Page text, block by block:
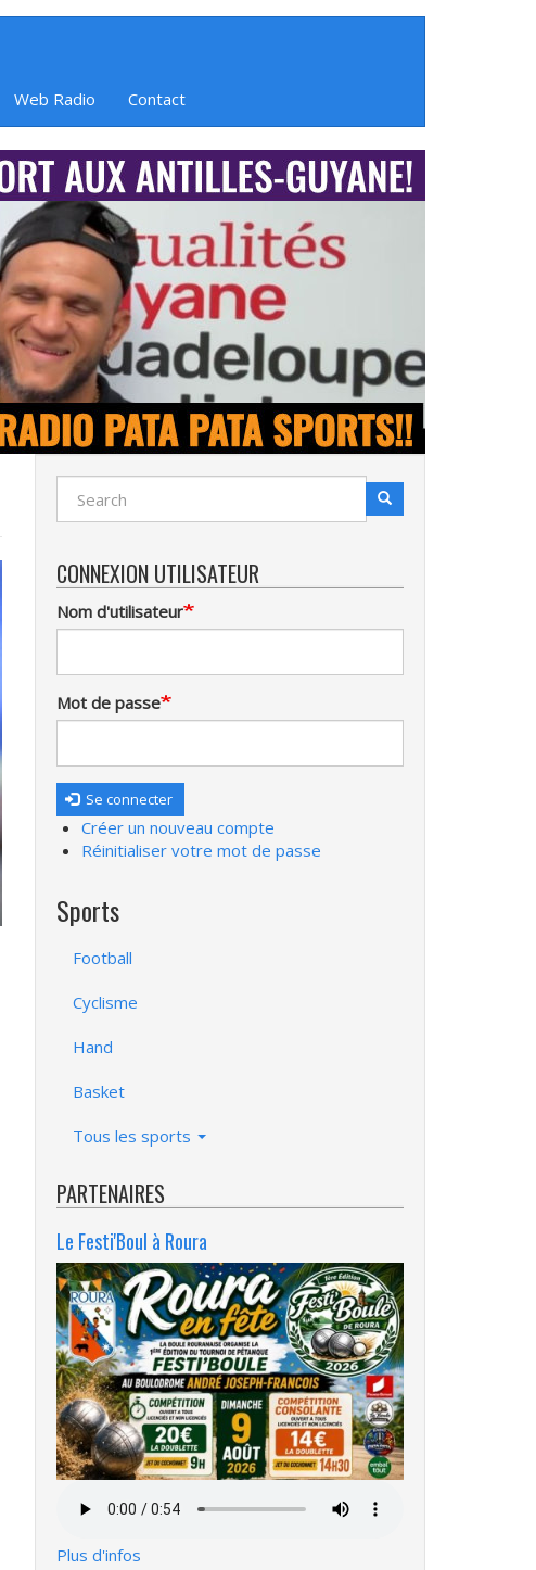
Web Radio Contact
Recherche Search
CONNEXION UTILISATEUR
Nom d'utilisateur
Mot de passe
Se connecter
Créer un nouveau compte
Réinitialiser votre mot de passe
Sports
Football
Cyclisme
Hand
Basket
Tous les sports
PARTENAIRES
Le Festi'Boul à Roura
audio
Plus d'infos